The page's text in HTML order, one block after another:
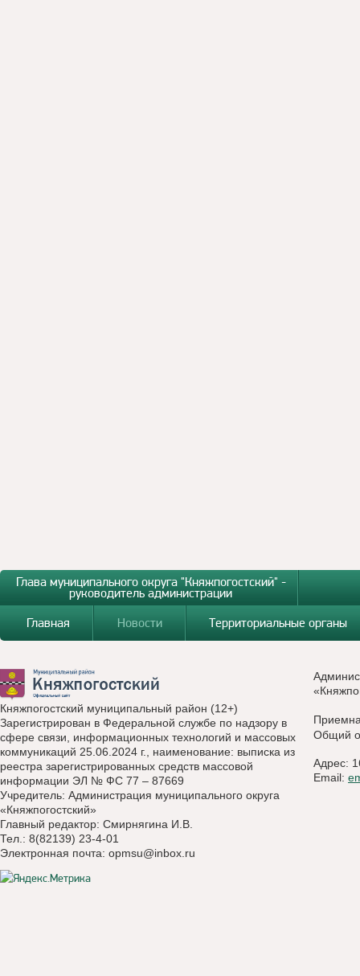
Глава муниципального округа "Княжпогостский" -
руководитель администрации
Главная
Новости Территориальные органы
Княжпогостский муниципальный район (12+)
Зарегистрирован в Федеральной службе по надзору в
сфере связи, информационных технологий и массовых
коммуникаций 25.06.2024 г., наименование: выписка из
реестра зарегистрированных средств массовой
информации ЭЛ № ФС 77 – 87669
Учредитель: Администрация муниципального округа
«Княжпогостский»
Главный редактор: Смирнягина И.В.
Тел.: 8(82139) 23-4-01
Электронная почта: opmsu@inbox.ru
Общий
Адрес:
Email: